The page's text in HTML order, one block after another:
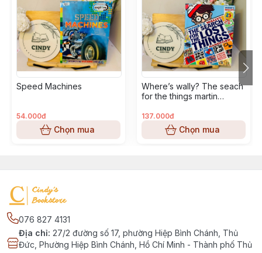
Speed Machines
54.000đ
Chọn mua
Where’s wally? The seach
for the things martin
137.000đ
Chọn mua
076 827 4131
Địa chỉ: 27/2 đường số 17, phường Hiệp Bình Chánh, Thủ
Đức, Phường Hiệp Bình Chánh, Hồ Chí Minh - Thành phố Thủ